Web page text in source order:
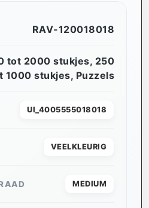
RAV-120018018
tot 2000 stukjes, 250
1000 stukjes, Puzzels
UI_4005555018018
VEELKLEURIG
MEDIUM